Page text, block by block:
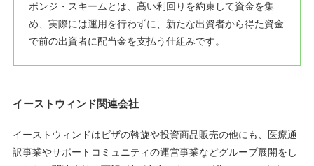
ポンジ・スキームとは、高い利回りを約束して資金を集
め、実際には運用を行わずに、新たな出資者から得た資金
で前の出資者に配当金を支払う仕組みです。
イーストウィンド関連会社
イーストウィンドはビザの斡旋や投資商品販売の他にも、医療通
訳事業やサポートコミュニティの運営事業などグループ展開をし